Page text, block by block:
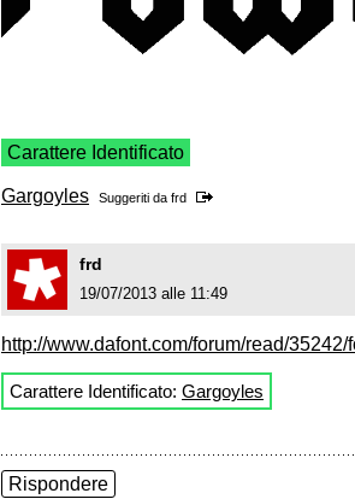
Carattere Identificato
Gargoyles Suggeriti da frd
frd
19/07/2013 alle 11:49
http://www.dafont.com/forum/read/35242/
Carattere Identificato: Gargoyles
Rispondere